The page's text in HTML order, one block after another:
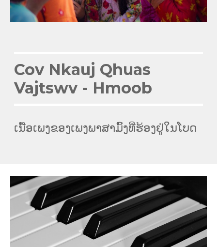
Cov Nkauj Qhuas
Vajtswv- Hmoob
ເນື້ອເພງຂອງເພງພາສາມົ້ງທີ່ຮ້ອງຢູ່ໃນໂບດ